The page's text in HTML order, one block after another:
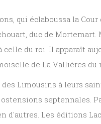
qui éclaboussa la
duc de
du roi. Il apparaît
de La Vallières
Limousins à leurs
Les éditions